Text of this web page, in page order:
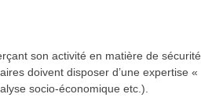
son activité en matière de sécurité
doivent disposer d’une expertise «
socio-économique etc.).